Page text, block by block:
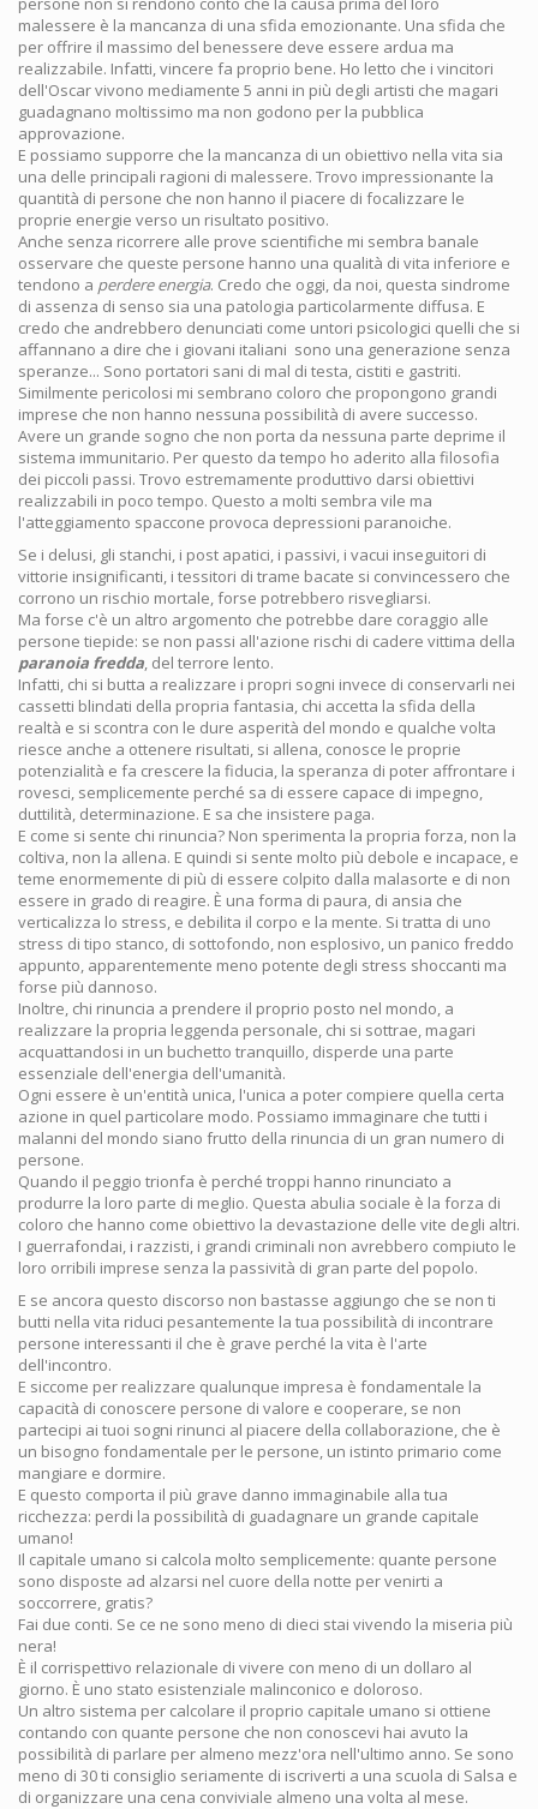
malessere è la mancanza di una sfida emozionante. Una sfida che
per offrire il massimo del benessere deve essere ardua ma
realizzabile. Infatti, vincere fa proprio bene. Ho letto che i vincitori
dell'Oscar vivono mediamente 5 anni in più degli artisti che magari
guadagnano moltissimo ma non godono per la pubblica
approvazione.
E possiamo supporre che la mancanza di un obiettivo nella vita sia
una delle principali ragioni di malessere. Trovo impressionante la
quantità di persone che non hanno il piacere di focalizzare le
proprie energie verso un risultato positivo.
Anche senza ricorrere alle prove scientifiche mi sembra banale
osservare che queste persone hanno una qualità di vita inferiore e
tendono a perdere energia. Credo che oggi, da noi, questa sindrome
di assenza di senso sia una patologia particolarmente diffusa. E
credo che andrebbero denunciati come untori psicologici quelli che si
affannano a dire che i giovani italiani sono una generazione senza
speranze... Sono portatori sani di mal di testa, cistiti e gastriti.
Similmente pericolosi mi sembrano coloro che propongono grandi
imprese che non hanno nessuna possibilità di avere successo.
Avere un grande sogno che non porta da nessuna parte deprime il
sistema immunitario. Per questo da tempo ho aderito alla filosofia
dei piccoli passi. Trovo estremamente produttivo darsi obiettivi
realizzabili in poco tempo. Questo a molti sembra vile ma
l'atteggiamento spaccone provoca depressioni paranoiche.
Se i delusi, gli stanchi, i post apatici, i passivi, i vacui inseguitori di
vittorie insignificanti, i tessitori di trame bacate si convincessero che
corrono un rischio mortale, forse potrebbero risvegliarsi.
Ma forse c'è un altro argomento che potrebbe dare coraggio alle
persone tiepide: se non passi all'azione rischi di cadere vittima della
paranoia fredda, del terrore lento.
Infatti, chi si butta a realizzare i propri sogni invece di conservarli nei
cassetti blindati della propria fantasia, chi accetta la sfida della
realtà e si scontra con le dure asperità del mondo e qualche volta
riesce anche a ottenere risultati, si allena, conosce le proprie
potenzialità e fa crescere la fiducia, la speranza di poter affrontare i
rovesci, semplicemente perché sa di essere capace di impegno,
duttilità, determinazione. E sa che insistere paga.
E come si sente chi rinuncia? Non sperimenta la propria forza, non la
coltiva, non la allena. E quindi si sente molto più debole e incapace, e
teme enormemente di più di essere colpito dalla malasorte e di non
essere in grado di reagire. È una forma di paura, di ansia che
verticalizza lo stress, e debilita il corpo e la mente. Si tratta di uno
stress di tipo stanco, di sottofondo, non esplosivo, un panico freddo
appunto, apparentemente meno potente degli stress shoccanti ma
forse più dannoso.
Inoltre, chi rinuncia a prendere il proprio posto nel mondo, a
realizzare la propria leggenda personale, chi si sottrae, magari
acquattandosi in un buchetto tranquillo, disperde una parte
essenziale dell'energia dell'umanità.
Ogni essere è un'entità unica, l'unica a poter compiere quella certa
azione in quel particolare modo. Possiamo immaginare che tutti i
malanni del mondo siano frutto della rinuncia di un gran numero di
persone.
Quando il peggio trionfa è perché troppi hanno rinunciato a
produrre la loro parte di meglio. Questa abulia sociale è la forza di
coloro che hanno come obiettivo la devastazione delle vite degli altri.
I guerrafondai, i razzisti, i grandi criminali non avrebbero compiuto le
loro orribili imprese senza la passività di gran parte del popolo.
E se ancora questo discorso non bastasse aggiungo che se non ti
butti nella vita riduci pesantemente la tua possibilità di incontrare
persone interessanti il che è grave perché la vita è l'arte
dell'incontro.
E siccome per realizzare qualunque impresa è fondamentale la
capacità di conoscere persone di valore e cooperare, se non
partecipi ai tuoi sogni rinunci al piacere della collaborazione, che è
un bisogno fondamentale per le persone, un istinto primario come
mangiare e dormire.
E questo comporta il più grave danno immaginabile alla tua
ricchezza: perdi la possibilità di guadagnare un grande capitale
umano!
Il capitale umano si calcola molto semplicemente: quante persone
sono disposte ad alzarsi nel cuore della notte per venirti a
soccorrere, gratis?
Fai due conti. Se ce ne sono meno di dieci stai vivendo la miseria più
nera!
È il corrispettivo relazionale di vivere con meno di un dollaro al
giorno. È uno stato esistenziale malinconico e doloroso.
Un altro sistema per calcolare il proprio capitale umano si ottiene
contando con quante persone che non conoscevi hai avuto la
possibilità di parlare per almeno mezz'ora nell'ultimo anno. Se sono
meno di 30 ti consiglio seriamente di iscriverti a una scuola di Salsa e
di organizzare una cena conviviale almeno una volta al mese.